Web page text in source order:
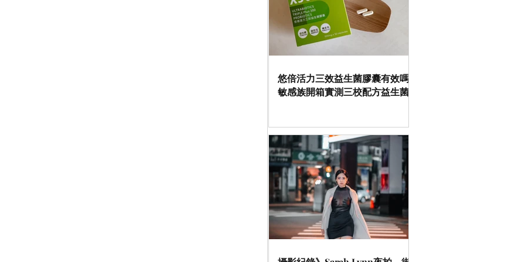
悠倍活力三效益生菌膠囊有效嗎 |
敏感族開箱實測三校配方益生菌